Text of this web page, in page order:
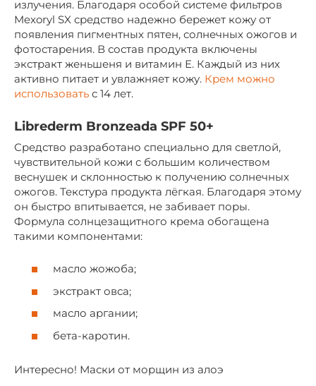
излучения. Благодаря особой системе фильтров
Mexoryl SX средство надежно бережет кожу от
появления пигментных пятен, солнечных ожогов и
фотостарения. В состав продукта включены
экстракт женьшеня и витамин Е. Каждый из них
активно питает и увлажняет кожу. Крем можно
использовать с 14 лет.
Librederm Bronzeada SPF 50+
Средство разработано специально для светлой,
чувствительной кожи с большим количеством
веснушек и склонностью к получению солнечных
ожогов. Текстура продукта лёгкая. Благодаря этому
он быстро впитывается, не забивает поры.
Формула солнцезащитного крема обогащена
такими компонентами:
масло жожоба;
экстракт овса;
масло аргании;
бета-каротин.
Интересно! Маски от морщин из алоэ